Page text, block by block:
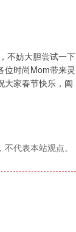
不妨大胆尝试一下
位时尚Mom带来灵
大家春节快乐，阖
代表本站观点。